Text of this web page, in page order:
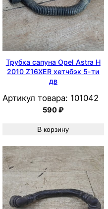
Трубка сапуна Opel Astra H
2010 Z16XER хетчбэк 5-ти
дв
Артикул товара: 101042
590₽
В корзину